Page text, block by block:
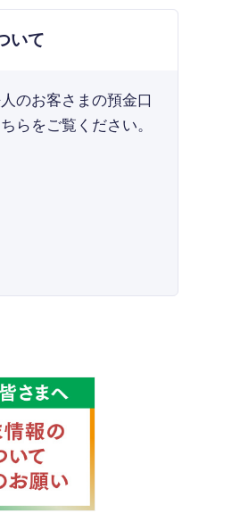
いて
のお客さまの預金口
らをご覧ください。